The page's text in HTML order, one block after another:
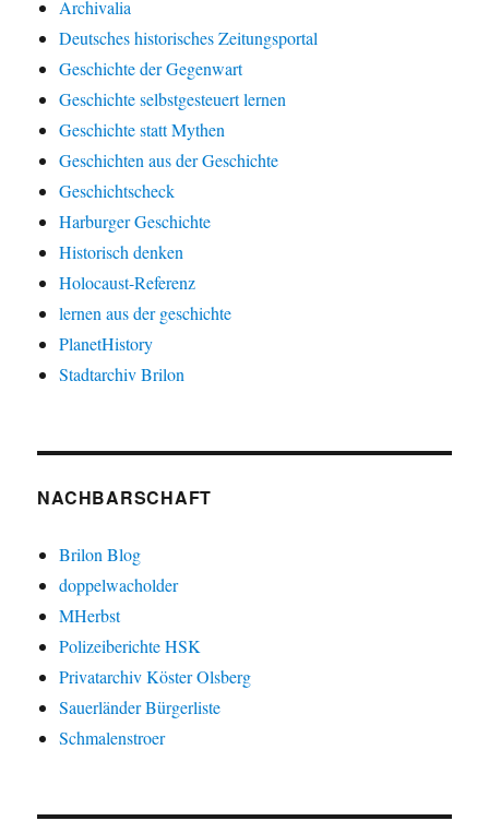
Archivalia
Deutsches historisches Zeitungsportal
Geschichte der Gegenwart
Geschichte selbstgesteuert lernen
Geschichte statt Mythen
Geschichten aus der Geschichte
Geschichtscheck
Harburger Geschichte
Historisch denken
Holocaust-Referenz
lernen aus der geschichte
PlanetHistory
Stadtarchiv Brilon
NACHBARSCHAFT
Brilon Blog
doppelwacholder
MHerbst
Polizeiberichte HSK
Privatarchiv Köster Olsberg
Sauerländer Bürgerliste
Schmalenstroer